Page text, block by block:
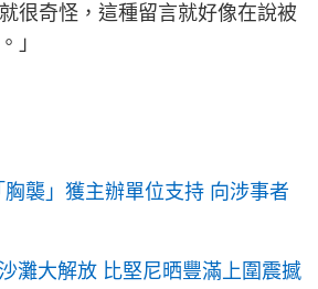
很奇怪，這種留言就好像在說被
」
襲」獲主辦單位支持 向涉事者
灘大解放 比堅尼晒豐滿上圍震撼